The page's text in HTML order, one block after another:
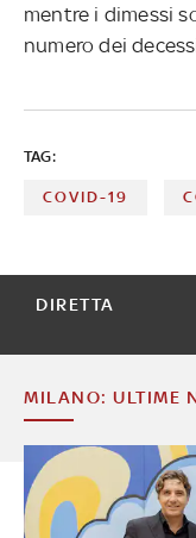
mentre i dimessi
numero dei
TAG:
COVID-19
DIRETTA
MILANO: ULTIME